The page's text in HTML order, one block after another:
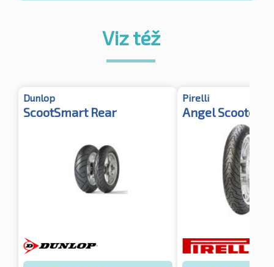
Viz též
Dunlop
ScootSmart Rear
Pirelli
Angel Scooter